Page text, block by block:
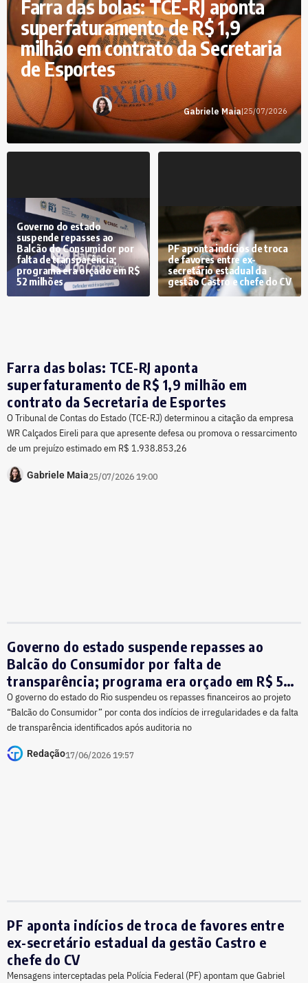
Farra das bolas: TCE-RJ aponta
superfaturamento de R$ 1,9
milhão em contrato da Secretaria
de Esportes
Gabriele Maia|25/07/2026
Governo do estado
suspende repasses ao
Balcão do Consumidor por
falta de transparência;
programa era orçado em R$
52 milhões
PF aponta indícios de troca
de favores entre ex-
secretário estadual da
gestão Castro e chefe do CV
Farra das bolas: TCE-RJ aponta
superfaturamento de R$ 1,9 milhão em
contrato da Secretaria de Esportes
O Tribunal de Contas do Estado (TCE-RJ) determinou a citação da empresa
WR Calçados Eireli para que apresente defesa ou promova o ressarcimento
de um prejuízo estimado em R$ 1.938.853,26
Gabriele Maia25/07/2026 19:00
Governo do estado suspende repasses ao
Balcão do Consumidor por falta de
transparência; programa era orçado em R$ 52
milhões
O governo do estado do Rio suspendeu os repasses financeiros ao projeto
“Balcão do Consumidor” por conta dos indícios de irregularidades e da falta
de transparência identificados após auditoria no
Redação17/06/2026 19:57
PF aponta indícios de troca de favores entre
ex-secretário estadual da gestão Castro e
chefe do CV
Mensagens interceptadas pela Polícia Federal (PF) apontam que Gabriel